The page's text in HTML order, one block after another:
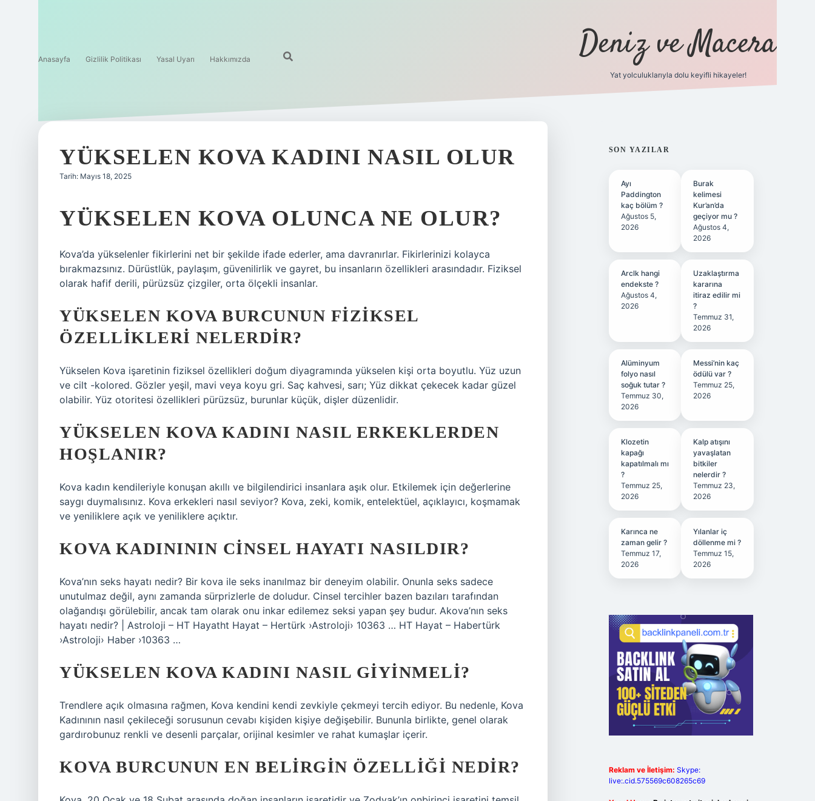
Anasayfa Gizlilik Politikası Yasal Uyarı Hakkımızda Deniz ve Macera
Yat yolculuklarıyla dolu keyifli hikayeler!
YÜKSELEN KOVA KADINI NASIL OLUR
Tarih: Mayıs 18, 2025
YÜKSELEN KOVA OLUNCA NE OLUR?
Kova’da yükselenler fikirlerini net bir şekilde ifade ederler, ama davranırlar. Fikirlerinizi kolayca
bırakmazsınız. Dürüstlük, paylaşım, güvenilirlik ve gayret, bu insanların özellikleri arasındadır. Fiziksel
olarak hafif derili, pürüzsüz çizgiler, orta ölçekli insanlar.
YÜKSELEN KOVA BURCUNUN FIZIKSEL
ÖZELLIKLERI NELERDIR?
Yükselen Kova işaretinin fiziksel özellikleri doğum diyagramında yükselen kişi orta boyutlu. Yüz uzun
ve cilt -kolored. Gözler yeşil, mavi veya koyu gri. Saç kahvesi, sarı; Yüz dikkat çekecek kadar güzel
olabilir. Yüz otoritesi özellikleri pürüzsüz, burunlar küçük, dişler düzenlidir.
YÜKSELEN KOVA KADINI NASIL ERKEKLERDEN
HOŞLANIR?
Kova kadın kendileriyle konuşan akıllı ve bilgilendirici insanlara aşık olur. Etkilemek için değerlerine
saygı duymalısınız. Kova erkekleri nasıl seviyor? Kova, zeki, komik, entelektüel, açıklayıcı, koşmamak
ve yeniliklere açık ve yeniliklere açıktır.
KOVA KADINININ CINSEL HAYATI NASILDIR?
Kova’nın seks hayatı nedir? Bir kova ile seks inanılmaz bir deneyim olabilir. Onunla seks sadece
unutulmaz değil, aynı zamanda sürprizlerle de doludur. Cinsel tercihler bazen bazıları tarafından
olağandışı görülebilir, ancak tam olarak onu inkar edilemez seksi yapan şey budur. Akova’nın seks
hayatı nedir? | Astroloji – HT Hayatht Hayat – Hertürk ›Astroloji› 10363 … HT Hayat – Habertürk
›Astroloji› Haber ›10363 …
YÜKSELEN KOVA KADINI NASIL GIYINMELI?
Trendlere açık olmasına rağmen, Kova kendini kendi zevkiyle çekmeyi tercih ediyor. Bu nedenle, Kova
Kadınının nasıl çekileceği sorusunun cevabı kişiden kişiye değişebilir. Bununla birlikte, genel olarak
gardırobunuz renkli ve desenli parçalar, orijinal kesimler ve rahat kumaşlar içerir.
KOVA BURCUNUN EN BELIRGIN ÖZELLIĞI NEDIR?
SIDEBAR
SON YAZILAR
Ayı
Paddington
kaç bölüm ?
Ağustos 5,
2026
Burak
kelimesi
Kur’an’da
geçiyor mu ?
Ağustos 4,
2026
Arclk hangi
endekste ?
Ağustos 4,
2026
Uzaklaştırma
kararına
itiraz edilir mi
?
Temmuz 31,
2026
Alüminyum
folyo nasıl
soğuk tutar ?
Temmuz 30,
2026
Messi’nin kaç
ödülü var ?
Temmuz 25,
2026
Klozetin
kapağı
kapatılmalı mı
?
Temmuz 25,
2026
Kalp atışını
yavaşlatan
bitkiler
nelerdir ?
Temmuz 23,
2026
Karınca ne
zaman gelir ?
Temmuz 17,
2026
Yılanlar iç
döllenme mi ?
Temmuz 15,
2026
Reklam ve İletişim: Skype:
live:.cid.575569c608265c69